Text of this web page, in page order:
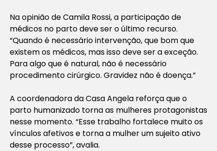
Na opinião de Camila Rossi, a participação de
médicos no parto deve ser o último recurso.
“Quando é necessário intervenção, que bom que
existem os médicos, mas isso deve ser a exceção.
Para algo que é natural, não é necessário
procedimento cirúrgico. Gravidez não é doença.”
A coordenadora da Casa Angela reforça que o
parto humanizado torna as mulheres protagonistas
nesse momento. “Esse trabalho fortalece muito os
vínculos afetivos e torna a mulher um sujeito ativo
desse processo”, avalia.